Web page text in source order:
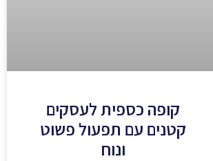
קופה כספית לעסקים
קטנים עם תפעול פשוט
ונוח